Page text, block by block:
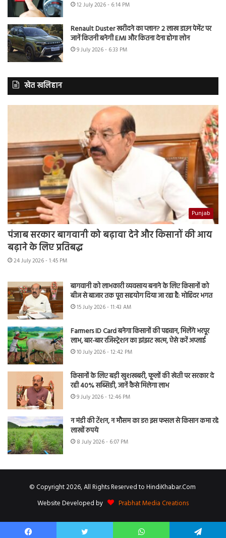
12 July 2026 - 6:14 PM
Renault Duster खरीदने का प्लान? 2 लाख डाउन पेमेंट पर
जानें कितनी बनेगी EMI और कितना देना होगा लोन
9 July 2026 - 6:33 PM
खेत खलिहान
Punjab
पंजाब सरकार बागवानी को बढ़ावा देने और किसानों की आय
बढ़ाने के लिए प्रतिबद्ध
24 July 2026 - 1:45 PM
बागवानी को लाभकारी व्यवसाय बनाने के लिए किसानों को
बीज से बाजार तक पूरा सहयोग दिया जा रहा है: मोहिंदर भगत
15 July 2026 - 11:43 AM
Farmers ID Card बनेगा किसानों की पहचान, मिलेंगे भरपूर
लाभ, बार-बार रजिस्ट्रेशन का झंझट खत्म, ऐसे करें अप्लाई
10 July 2026 - 12:42 PM
किसानों के लिए बड़ी खुशखबरी, फूलों की खेती पर सरकार दे
रही 40% सब्सिडी, जानें कैसे मिलेगा लाभ
9 July 2026 - 12:46 PM
न मंडी की टेंशन, न मौसम का डर! इस फसल से किसान कमा रहे
लाखों रुपये
8 July 2026 - 6:07 PM
© Copyright 2026, All Rights Reserved to HindiKhabar.Com
Website Developed by
Prabhat Media Creations